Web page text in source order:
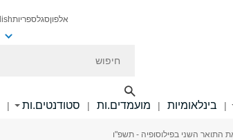
אלפוןסגלספריות
| בינלאומיות | מועמדים.ות | סטודנטים.ות |
התואר השני בפילוסופיה - תשפ"ו